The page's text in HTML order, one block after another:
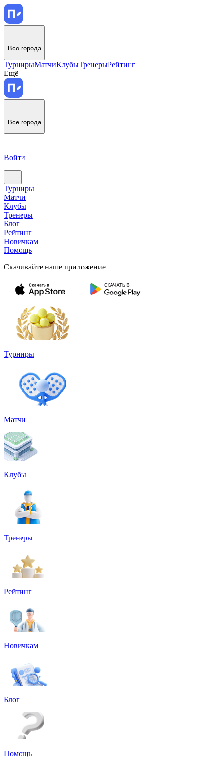
Все города
ТурнирыМатчиКлубыТренерыРейтинг
Ещё
Все города
Войти
Турниры
Матчи
Клубы
Тренеры
Блог
Рейтинг
Новичкам
Помощь
Скачивайте наше приложение
Турниры
Матчи
Клубы
Тренеры
Рейтинг
Новичкам
Блог
Помощь